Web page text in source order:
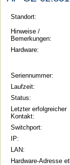
zu
Berlin
Computer-
und
Standort:
Hinweise /
Bemerkungen:
Hardware:
Seriennummer:
Laufzeit:
Status:
Letzter erfolgreicher
Kontakt:
Switchport:
IP:
LAN:
Hardware-Adresse